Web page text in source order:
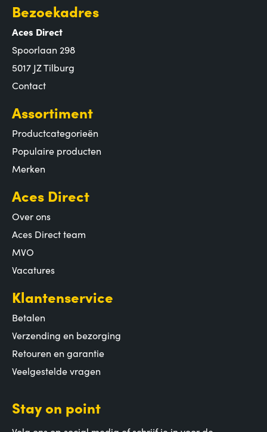
Bezoekadres
Aces Direct
Spoorlaan 298
5017 JZ Tilburg
Contact
Assortiment
Productcategorieën
Populaire producten
Merken
Aces Direct
Over ons
Aces Direct team
MVO
Vacatures
Klantenservice
Betalen
Verzending en bezorging
Retouren en garantie
Veelgestelde vragen
Stay on point